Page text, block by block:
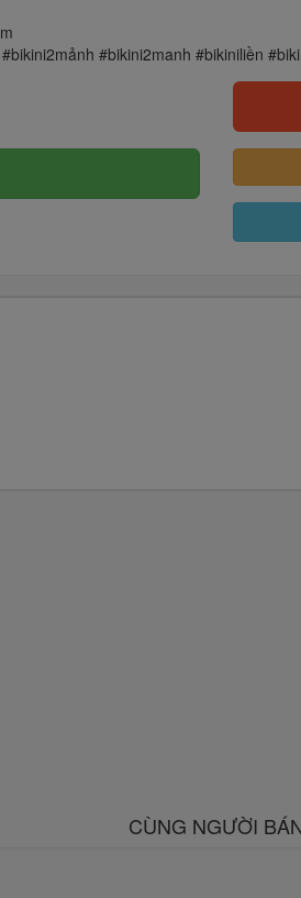
#bikini2manh #bikiniliền
CÙNG NGƯỜI